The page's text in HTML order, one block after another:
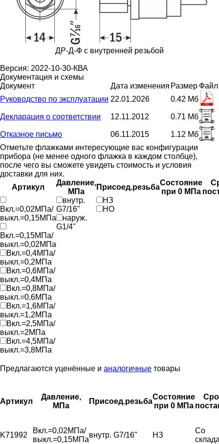
ДР-Д-Ф с внутренней резьбой
Версия: 2022-10-30-КВА
Документация и схемы
Документ
Дата изменения Размер Файл
Руководство по эксплуатации 22.01.2026 0.42 Мб
Декларация о соответствии 12.11.2012 0.71 Мб
Отказное письмо 06.11.2015
1.12 Мб
Отметьте флажками интересующие вас конфигурации
прибора (не менее одного флажка в каждом столбце),
после чего вы сможете увидеть стоимость и условия
доставки для них.
Артикул
Давление,
МПа
Присоед.резьба
Состояние
при 0 МПа
Вкл.=0,02МПа/
выкл.=0,15МПа
Вкл.=0,15МПа/
выкл.=0,02МПа
Вкл.=0,4МПа/
выкл.=0,2МПа
Вкл.=0,6МПа/
выкл.=0,4МПа
Вкл.=0,8МПа/
выкл.=0,6МПа
Вкл.=1,6МПа/
выкл.=1,2МПа
Вкл.=2,5МПа/
выкл.=2МПа
Вкл.=4,5МПа/
выкл.=3,8МПа
внутр.
G7/16"
наруж.
G1/4"
НЗ
НО
Предлагаются уценённые и аналогичные товары
Артикул
Давление,
МПа
Присоед.резьба
Состояние
при 0 МПа
K71992
Вкл.=0,02МПа/
выкл.=0,15МПа
внутр. G7/16" НЗ
Со